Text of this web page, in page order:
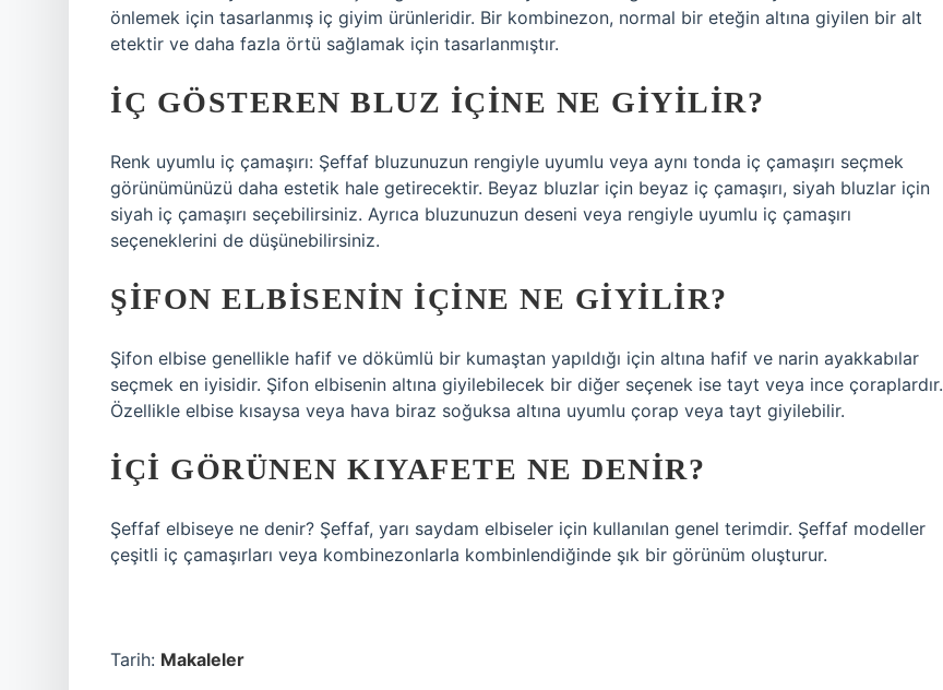
önlemek için tasarlanmış iç giyim ürünleridir. Bir kombinezon, normal bir eteğin altına giyilen bir alt
etektir ve daha fazla örtü sağlamak için tasarlanmıştır.
İÇ GÖSTEREN BLUZ IÇINE NE GIYILIR?
Renk uyumlu iç çamaşırı: Şeffaf bluzunuzun rengiyle uyumlu veya aynı tonda iç çamaşırı seçmek
görünümünüzü daha estetik hale getirecektir. Beyaz bluzlar için beyaz iç çamaşırı, siyah bluzlar için
siyah iç çamaşırı seçebilirsiniz. Ayrıca bluzunuzun deseni veya rengiyle uyumlu iç çamaşırı
seçeneklerini de düşünebilirsiniz.
ŞIFON ELBISENIN IÇINE NE GIYILIR?
Şifon elbise genellikle hafif ve dökümlü bir kumaştan yapıldığı için altına hafif ve narin ayakkabılar
seçmek en iyisidir. Şifon elbisenin altına giyilebilecek bir diğer seçenek ise tayt veya ince çoraplardır.
Özellikle elbise kısaysa veya hava biraz soğuksa altına uyumlu çorap veya tayt giyilebilir.
İÇI GÖRÜNEN KIYAFETE NE DENIR?
Şeffaf elbiseye ne denir? Şeffaf, yarı saydam elbiseler için kullanılan genel terimdir. Şeffaf modeller
çeşitli iç çamaşırları veya kombinezonlarla kombinlendiğinde şık bir görünüm oluşturur.
Tarih: Makaleler